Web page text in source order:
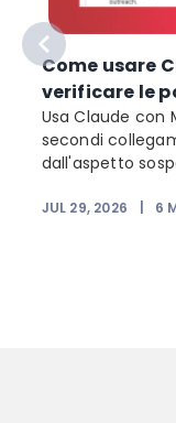
Come usare
verificare le
Usa Claude con
secondi
dall'aspetto
JUL 29, 2026 6